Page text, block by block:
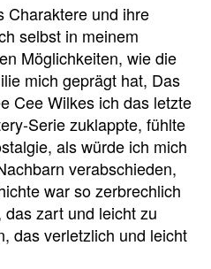
Charaktere und ihre
selbst in meinem
Möglichkeiten, wie die
mich geprägt hat, Das
Cee Wilkes ich das letzte
Serie zuklappte, fühlte
als würde ich mich
verabschieden,
war so zerbrechlich
zart und leicht zu
das verletzlich und leicht